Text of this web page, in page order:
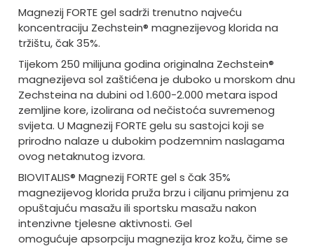
Magnezij FORTE gel sadrži trenutno najveću
koncentraciju Zechstein® magnezijevog klorida na
tržištu, čak 35%.
Tijekom 250 milijuna godina originalna Zechstein®
magnezijeva sol zaštićena je duboko u morskom dnu
Zechsteina na dubini od 1.600-2.000 metara ispod
zemljine kore, izolirana od nečistoća suvremenog
svijeta. U Magnezij FORTE gelu su sastojci koji se
prirodno nalaze u dubokim podzemnim naslagama
ovog netaknutog izvora.
BIOVITALIS® Magnezij FORTE gel s čak 35%
magnezijevog klorida pruža brzu i ciljanu primjenu za
opuštajuću masažu ili sportsku masažu nakon
intenzivne tjelesne aktivnosti. Gel
omogućuje apsorpciju magnezija kroz kožu, čime se